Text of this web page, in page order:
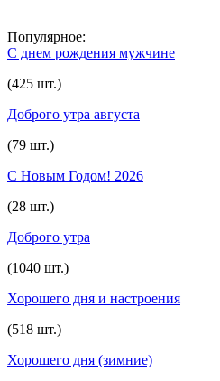
Популярное:
С днем рождения мужчине
(425 шт.)
Доброго утра августа
(79 шт.)
С Новым Годом! 2026
(28 шт.)
Доброго утра
(1040 шт.)
Хорошего дня и настроения
(518 шт.)
Хорошего дня (зимние)